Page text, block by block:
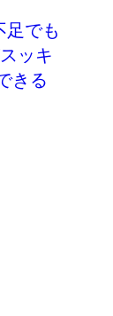
足でも
ッキ
きる